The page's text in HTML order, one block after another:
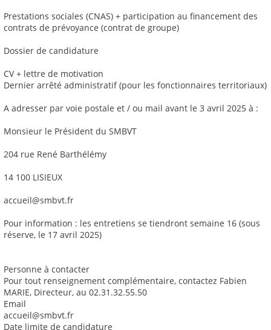
Prestations sociales (CNAS) + participation au financement des
contrats de prévoyance (contrat de groupe)
Dossier de candidature
CV + lettre de motivation
Dernier arrêté administratif (pour les fonctionnaires territoriaux)
A adresser par voie postale et / ou mail avant le 3 avril 2025 à :
Monsieur le Président du SMBVT
204 rue René Barthélémy
14 100 LISIEUX
accueil@smbvt.fr
Pour information : les entretiens se tiendront semaine 16 (sous
réserve, le 17 avril 2025)
Personne à contacter
Pour tout renseignement complémentaire, contactez Fabien
MARIE, Directeur, au 02.31.32.55.50
Email
accueil@smbvt.fr
Date limite de candidature